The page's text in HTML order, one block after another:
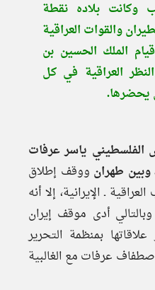
وكانت بلاده نقطة
والقوات العراقية
الملك الحسين بن
العراقية في كل
يحضرها.
الفلسطيني ياسر عرفات
وبين طهران ووقف إطلاق
ـ الإيرانية، إلا أنه
أدى موقف إيران
بمنظمة التحرير
عرفات مع الغالبية